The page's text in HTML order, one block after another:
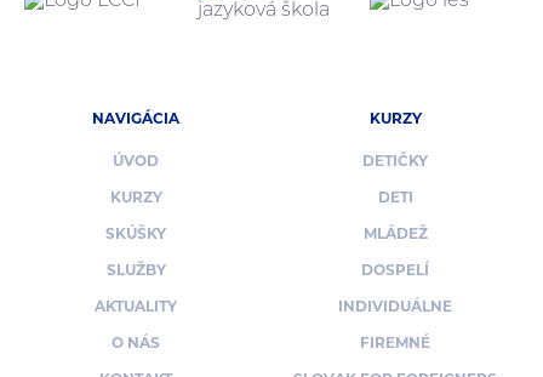
NAVIGÁCIA
ÚVOD
KURZY
SKÚŠKY
SLUŽBY
AKTUALITY
O NÁS
KURZY
DETIČKY
DETI
MLÁDEŽ
DOSPELÍ
INDIVIDUÁLNE
FIREMNÉ